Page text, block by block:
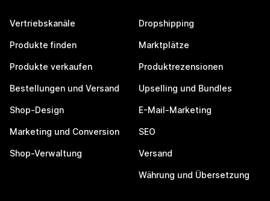
Vertriebskanäle
Produkte finden
Produkte verkaufen
Bestellungen und Versand
Shop-Design
Marketing und Conversion
Shop-Verwaltung
Dropshipping
Marktplätze
Produktrezensionen
Upselling und Bundles
E-Mail-Marketing
SEO
Versand
Währung und Übersetzung